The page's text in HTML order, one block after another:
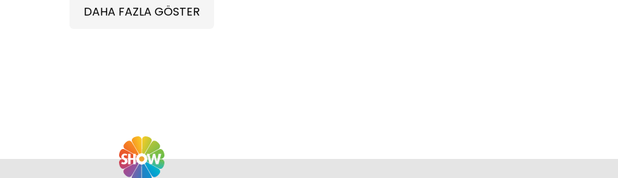
DAHA FAZLA GÖSTER